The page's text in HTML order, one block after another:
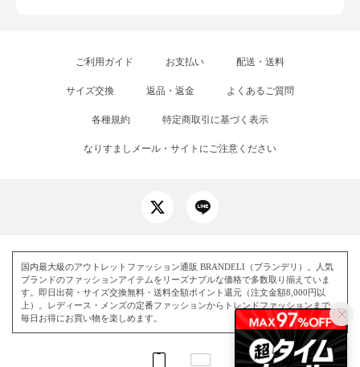
ご利用ガイド お支払い 配送・送料
サイズ交換 返品・返金 よくあるご質問
各種規約 特定商取引に基づく表示
なりすましメール・サイトにご注意ください
国内最大級のアウトレットファッション通販 BRANDELI（ブランデリ）。人気
ブランドのファッションアイテムをリーズナブルな価格で多数取り揃えていま
す。即日出荷・サイズ交換無料・送料全額ポイント還元（注文金額8,000円以
上）。レディース・メンズの定番ファッションからトレンドファッションまで、
毎日お得にお買い物を楽しめます。